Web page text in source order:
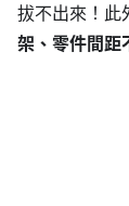
拔不出來！此
架、零件間距